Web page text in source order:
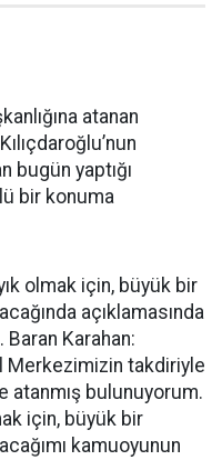
atanan
bugün yaptığı
bir konuma
olmak için, büyük bir
açıklamasında
Baran Karahan:
Merkezimizin takdiriyle
atanmış bulunuyorum.
için, büyük bir
kamuoyunun